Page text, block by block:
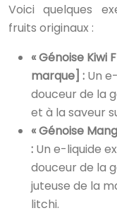
Voici quelques
fruits originaux :
« Génoise Kiwi
marque] : Un
douceur de la
et à la saveur
« Génoise
: Un e-liquide
douceur de la
juteuse de la
litchi.